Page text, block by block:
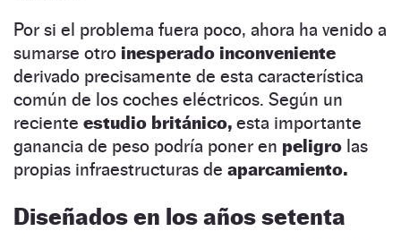
Por si el problema fuera poco, ahora ha venido a
sumarse otro inesperado inconveniente
derivado precisamente de esta característica
común de los coches eléctricos. Según un
reciente estudio británico, esta importante
ganancia de peso podría poner en peligro las
propias infraestructuras de aparcamiento.
Diseñados en los años setenta